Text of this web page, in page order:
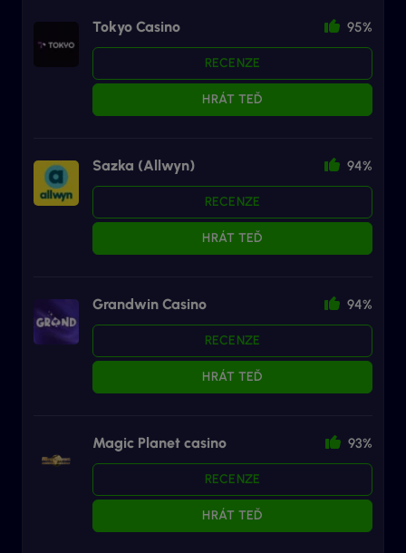
Tokyo Casino 95%
RECENZE
HRÁT TEĎ
Sazka (Allwyn) 94%
RECENZE
HRÁT TEĎ
Grandwin Casino 94%
RECENZE
HRÁT TEĎ
Magic Planet casino 93%
RECENZE
HRÁT TEĎ